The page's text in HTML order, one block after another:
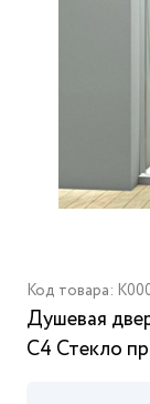
Код товара:
Душевая
C4 Стекло